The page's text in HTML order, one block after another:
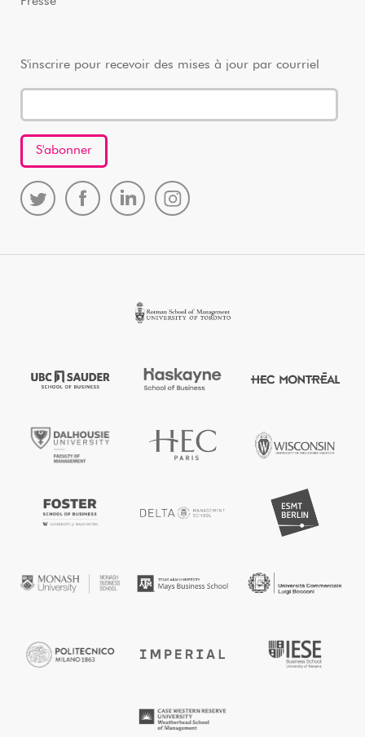
S'inscrire pour recevoir des mises à jour par courriel